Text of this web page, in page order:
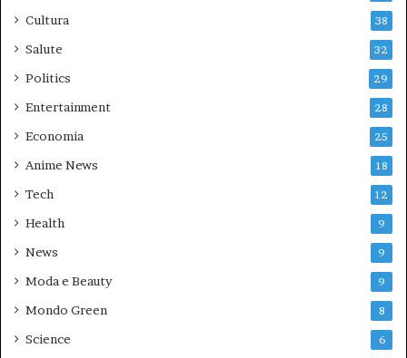
Cultura 38
Salute 32
Politics 29
Entertainment 28
Economia 25
Anime News 18
Tech 12
Health 9
News 9
Moda e Beauty 9
Mondo Green 8
Science 6